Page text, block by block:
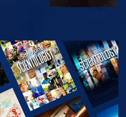
ESPLORA LE
SERIE